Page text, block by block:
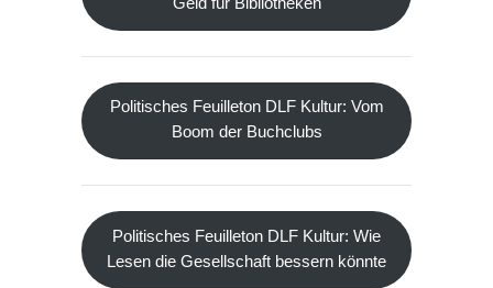
Politisches Feuilleton DLF Kultur: Vom
Boom der Buchclubs
Politisches Feuilleton DLF Kultur: Wie
Lesen die Gesellschaft bessern könnte